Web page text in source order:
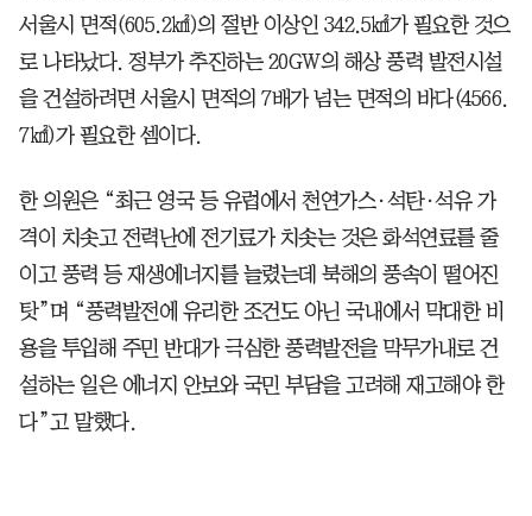
서울시 면적(605.2㎢)의 절반 이상인 342.5㎢가 필요한 것으
로 나타났다. 정부가 추진하는 20GW의 해상 풍력 발전시설
을 건설하려면 서울시 면적의 7배가 넘는 면적의 바다(4566.
7㎢)가 필요한 셈이다.
한 의원은 “최근 영국 등 유럽에서 천연가스·석탄·석유 가
격이 치솟고 전력난에 전기료가 치솟는 것은 화석연료를 줄
이고 풍력 등 재생에너지를 늘렸는데 북해의 풍속이 떨어진
탓”며 “풍력발전에 유리한 조건도 아닌 국내에서 막대한 비
용을 투입해 주민 반대가 극심한 풍력발전을 막무가내로 건
설하는 일은 에너지 안보와 국민 부담을 고려해 재고해야 한
다”고 말했다.